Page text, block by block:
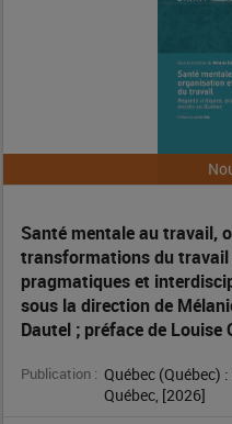
organisation
et
du
travail
Santé mentale au travail,
transformations du
pragmatiques et
sous la direction de
Dautel ; préface de Louise
Publication : Québec (Québec)
Québec, [2026]